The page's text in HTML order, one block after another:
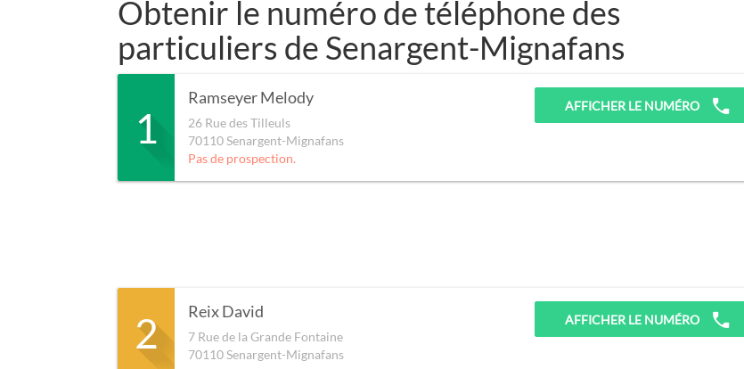
Obtenir le numéro de téléphone des
particuliers de Senargent-Mignafans
1
Ramseyer Melody
26 Rue des Tilleuls
70110Senargent-Mignafans
Pas de prospection.
AFFICHER LE NUMÉRO
2 Reix David
7 Rue de la Grande Fontaine
70110Senargent-Mignafans
AFFICHER LE NUMÉRO